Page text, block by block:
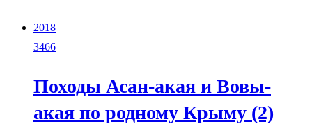
2018
3466
Походы Асан-акая и Вовы-
акая по родному Крыму (2)